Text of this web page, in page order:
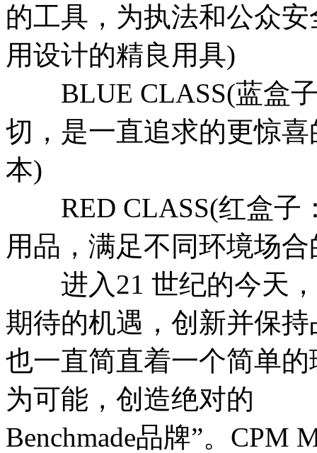
的工具，为执法和公众
用设计的精良用具)
BLUE CLASS(蓝盒子
切，是一直追求的更惊
本)
RED CLASS(红盒子
用品，满足不同环境场
进入21 世纪的今天，
期待的机遇，创新并保持
也一直简直着一个简单
为可能，创造绝对的
Benchmade品牌”。CPM